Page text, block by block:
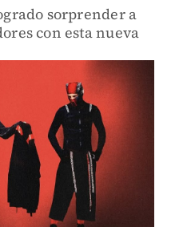
sorprender a
con esta nueva